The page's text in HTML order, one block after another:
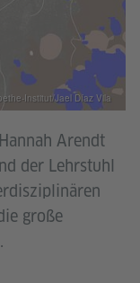
Arendt
der Lehrstuhl
große
Institut/Jael Díaz Vila